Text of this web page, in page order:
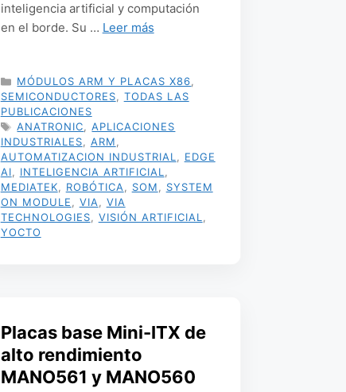
inteligencia artificial y computación
en el borde. Su … Leer más
CATEGORÍAS
MÓDULOS ARM Y PLACAS X86
SEMICONDUCTORES
TODAS LAS
PUBLICACIONES
ETIQUETAS
ANATRONIC ,APLICACIONES
INDUSTRIALES
ARM
AUTOMATIZACION INDUSTRIAL
EDGE
AI
INTELIGENCIA ARTIFICIAL
MEDIATEK
ROBÓTICA SOM
SYSTEM
ON MODULE
VIA
VIA
TECHNOLOGIES
VISIÓN ARTIFICIAL
YOCTO
Placas base Mini-ITX de
alto rendimiento
MANO561 y MANO560